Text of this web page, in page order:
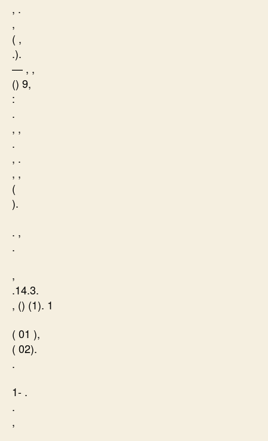
, .
,
( ,
.).
— , ,
() 9,
:
.
, ,
.
, .
, ,
(
).
. ,
.
,
.14.3.
, () (1). 1
( 01 ),
( 02).
.
1- .
.
,